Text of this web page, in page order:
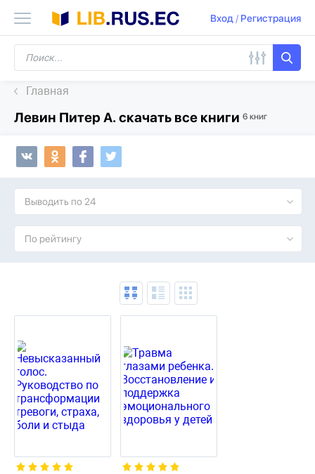
Вход/ Регистрация
Главная
Левин Питер А. скачать все книги 6 книг
Выводить по 24
По рейтингу